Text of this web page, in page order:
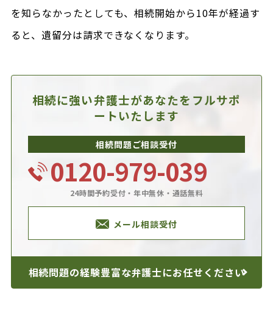
を知らなかったとしても、相続開始から10年が経過す
ると、遺留分は請求できなくなります。
相続に強い弁護士があなたを フルサポ
ートいたします
相続問題ご相談受付
0120-979-039
24時間予約受付・年中無休・通話無料
メール相談受付
相続問題の経験豊富な弁護士にお任せください